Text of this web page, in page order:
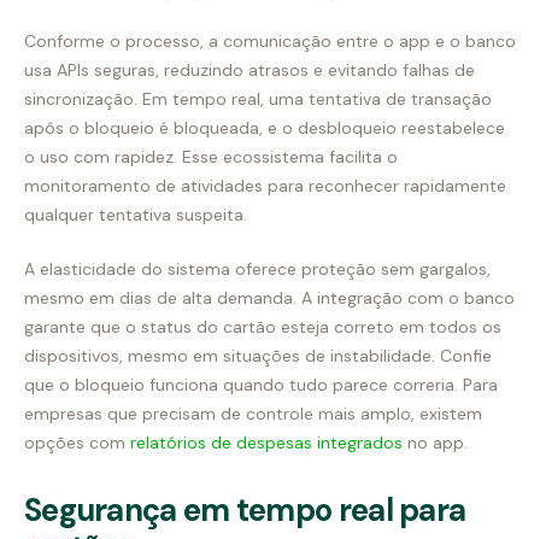
Conforme o processo, a comunicação entre o app e o banco
usa APIs seguras, reduzindo atrasos e evitando falhas de
sincronização. Em tempo real, uma tentativa de transação
após o bloqueio é bloqueada, e o desbloqueio reestabelece
o uso com rapidez. Esse ecossistema facilita o
monitoramento de atividades para reconhecer rapidamente
qualquer tentativa suspeita.
A elasticidade do sistema oferece proteção sem gargalos,
mesmo em dias de alta demanda. A integração com o banco
garante que o status do cartão esteja correto em todos os
dispositivos, mesmo em situações de instabilidade. Confie
que o bloqueio funciona quando tudo parece correria. Para
empresas que precisam de controle mais amplo, existem
opções com relatórios de despesas integrados no app.
Segurança em tempo real para